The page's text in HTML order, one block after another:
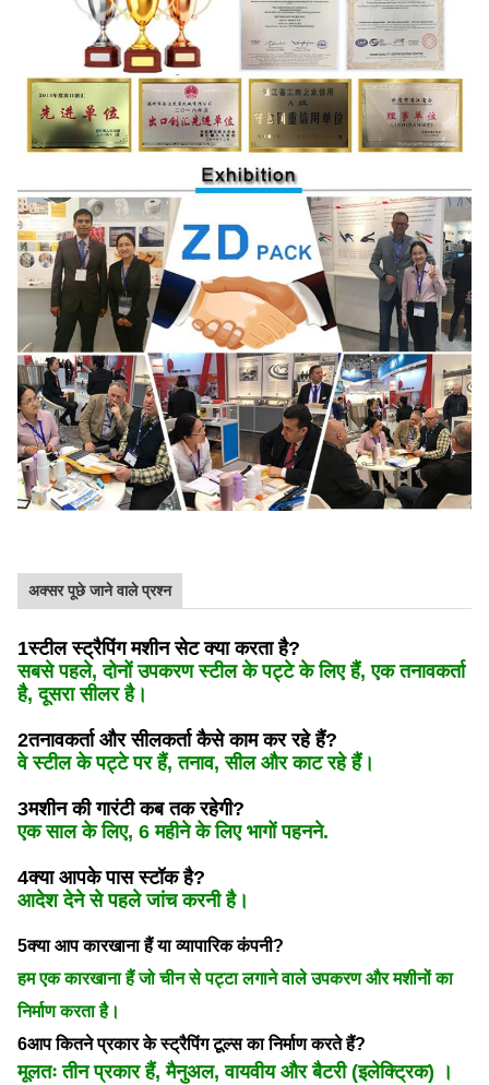
अक्सर पूछे जाने वाले प्रश्न
1स्टील स्ट्रैपिंग मशीन सेट क्या करता है?
सबसे पहले, दोनों उपकरण स्टील के पट्टे के लिए हैं, एक तनावकर्ता
है, दूसरा सीलर है।
2तनावकर्ता और सीलकर्ता कैसे काम कर रहे हैं?
वे स्टील के पट्टे पर हैं, तनाव, सील और काट रहे हैं।
3मशीन की गारंटी कब तक रहेगी?
एक साल के लिए, 6 महीने के लिए भागों पहनने.
4क्या आपके पास स्टॉक है?
आदेश देने से पहले जांच करनी है।
5क्या आप कारखाना हैं या व्यापारिक कंपनी?
हम एक कारखाना हैं जो चीन से पट्टा लगाने वाले उपकरण और मशीनों का
निर्माण करता है।
6आप कितने प्रकार के स्ट्रैपिंग टूल्स का निर्माण करते हैं?
मूलतः तीन प्रकार हैं, मैनुअल, वायवीय और बैटरी (इलेक्ट्रिक) ।